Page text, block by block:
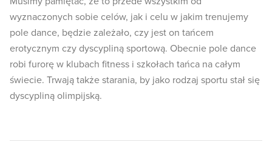
wyznaczonych sobie celów, jak i celu w jakim trenujemy
pole dance, będzie zależało, czy jest on tańcem
erotycznym czy dyscypliną sportową. Obecnie pole dance
robi furorę w klubach fitness i szkołach tańca na całym
świecie. Trwają także starania, by jako rodzaj sportu stał się
dyscypliną olimpijską.